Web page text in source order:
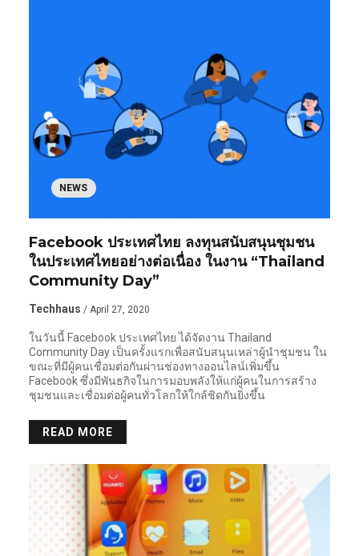
NEWS
Facebook ประเทศไทย ลงทุนสนับสนุนชุมชน
ในประเทศไทยอย่างต่อเนื่อง ในงาน “Thailand
Community Day”
Techhaus / April 27, 2020
ในวันนี้ Facebook ประเทศไทย ได้จัดงาน Thailand
Community Day เป็นครั้งแรกเพื่อสนับสนุนเหล่าผู้นำชุมชน ใน
ขณะที่มีผู้คนเชื่อมต่อกันผ่านช่องทางออนไลน์เพิ่มขึ้น
Facebook ซึ่งมีพันธกิจในการมอบพลังให้แก่ผู้คนในการสร้าง
ชุมชนและเชื่อมต่อผู้คนทั่วโลกให้ใกล้ชิดกันยิ่งขึ้น
READ MORE